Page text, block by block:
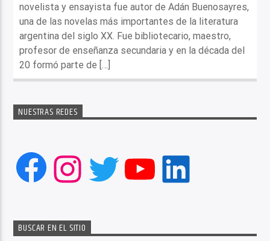
novelista y ensayista fue autor de Adán Buenosayres,
una de las novelas más importantes de la literatura
argentina del siglo XX. Fue bibliotecario, maestro,
profesor de enseñanza secundaria y en la década del
20 formó parte de […]
NUESTRAS REDES
Facebook
Instagram
Twitter
YouTube
LinkedIn
BUSCAR EN EL SITIO